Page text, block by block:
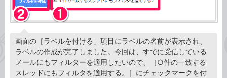
画面の［ラベルを付ける」項目にラベルの名前が表示され、
ラベルの作成が完了しました。今回は、すでに受信している
メールにもフィルターを適用したいので、［○件の一致する
スレッドにもフィルタを適用する。］にチェックマークを付